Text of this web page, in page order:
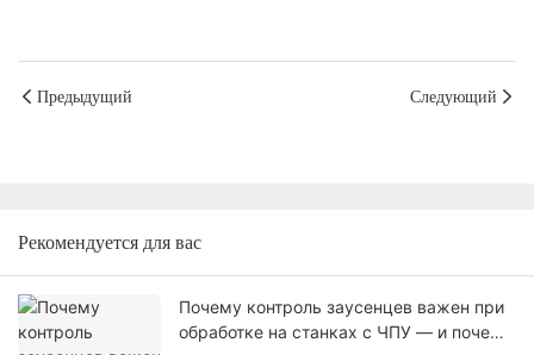
Предыдущий Следующий
Рекомендуется для вас
Почему контроль заусенцев важен при
обработке на станках с ЧПУ — и почему